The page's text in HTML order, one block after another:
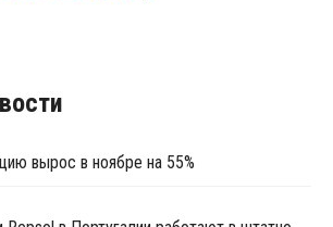
вырос в ноябре на 55%